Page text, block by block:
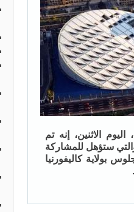
الاثنين، إنه تم
والتي ستؤهل للمشاركة
بولاية كاليفورنيا